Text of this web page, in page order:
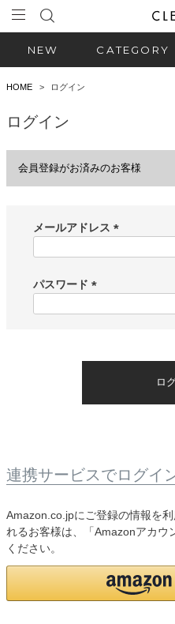
NEW CATEGORY
HOME ログイン
ログイン
会員登録がお済みのお客様
メールアドレス
)
パスワード
ロ
連携サービスでログイ
Amazon.co.jpにご登録の情報を
れるお客様は、「Amazonアカウ
ください。